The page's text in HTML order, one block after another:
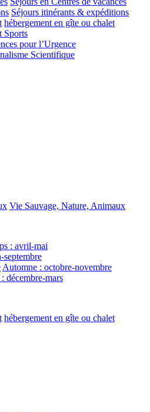
Séjours itinérants & expéditions
hébergement en gîte ou chalet
Sports
pour l’Urgence
Scientifique
Vie Sauvage, Nature, Animaux
: avril-mai
septembre
Automne : octobre-novembre
décembre-mars
hébergement en gîte ou chalet